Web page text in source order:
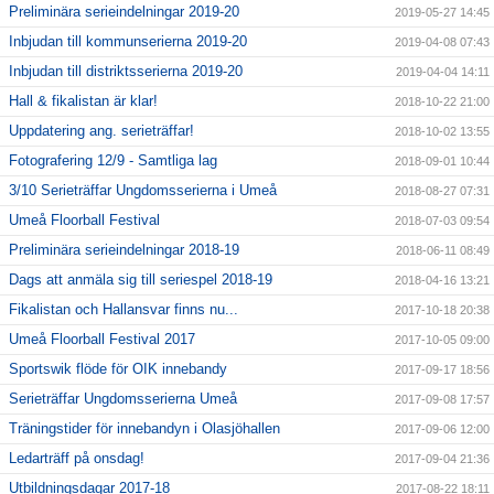
Preliminära serieindelningar 2019-20 2019-05-27 14:45
Inbjudan till kommunserierna 2019-20 2019-04-08 07:43
Inbjudan till distriktsserierna 2019-20 2019-04-04 14:11
Hall & fikalistan är klar! 2018-10-22 21:00
Uppdatering ang. serieträffar! 2018-10-02 13:55
Fotografering 12/9 - Samtliga lag 2018-09-01 10:44
3/10 Serieträffar Ungdomsserierna i Umeå 2018-08-27 07:31
Umeå Floorball Festival 2018-07-03 09:54
Preliminära serieindelningar 2018-19 2018-06-11 08:49
Dags att anmäla sig till seriespel 2018-19 2018-04-16 13:21
Fikalistan och Hallansvar finns nu... 2017-10-18 20:38
Umeå Floorball Festival 2017 2017-10-05 09:00
Sportswik flöde för OIK innebandy 2017-09-17 18:56
Serieträffar Ungdomsserierna Umeå 2017-09-08 17:57
Träningstider för innebandyn i Olasjöhallen 2017-09-06 12:00
Ledarträff på onsdag! 2017-09-04 21:36
Utbildningsdagar 2017-18 2017-08-22 18:11